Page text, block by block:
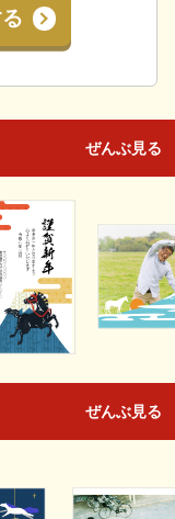
ぜんぶ見る
ぜんぶ見る